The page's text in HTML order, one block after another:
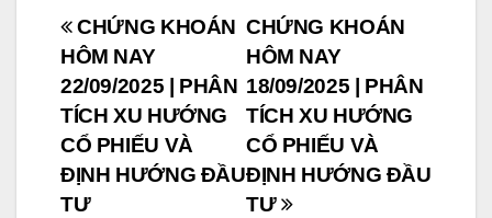
Post
navigation
CHỨNG KHOÁN
HÔM NAY
18/09/2025 | PHÂN
TÍCH XU HƯỚNG
CỔ PHIẾU VÀ
ĐỊNH HƯỚNG ĐẦU
TƯ
CHỨNG KHOÁN
HÔM NAY
22/09/2025 | PHÂN
TÍCH XU HƯỚNG
CỔ PHIẾU VÀ
ĐỊNH HƯỚNG ĐẦU
TƯ